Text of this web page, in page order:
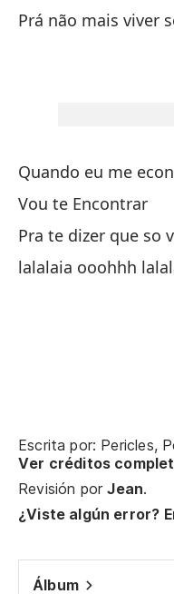
Prá não mais viver
Quando eu me
Vou te Encontrar
Pra te dizer que so
lalalaia ooohhh
Escrita por: Pericles,
Ver créditos
Revisión porJean.
¿Viste algún error?
Álbum